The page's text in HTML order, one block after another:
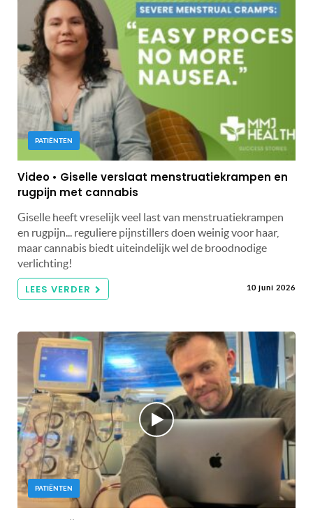
PATIËNTEN
Video • Giselle verslaat menstruatiekrampen en
rugpijn met cannabis
Giselle heeft vreselijk veel last van menstruatiekrampen
en rugpijn... reguliere pijnstillers doen weinig voor haar,
maar cannabis biedt uiteindelijk wel de broodnodige
verlichting!
LEES VERDER 10 juni 2026
PATIËNTEN